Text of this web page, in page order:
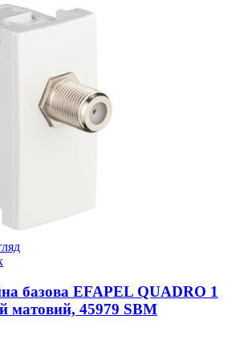
базова EFAPEL QUADRO 1
матовий, 45979 SBM